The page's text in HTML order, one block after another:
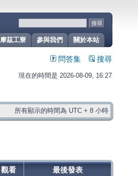
關於本站
參與我們
摩茲工寮
問答集 搜尋
現在的時間是 2026-08-09, 16:27
所有顯示的時間為 UTC + 8 小時
觀看 最後發表